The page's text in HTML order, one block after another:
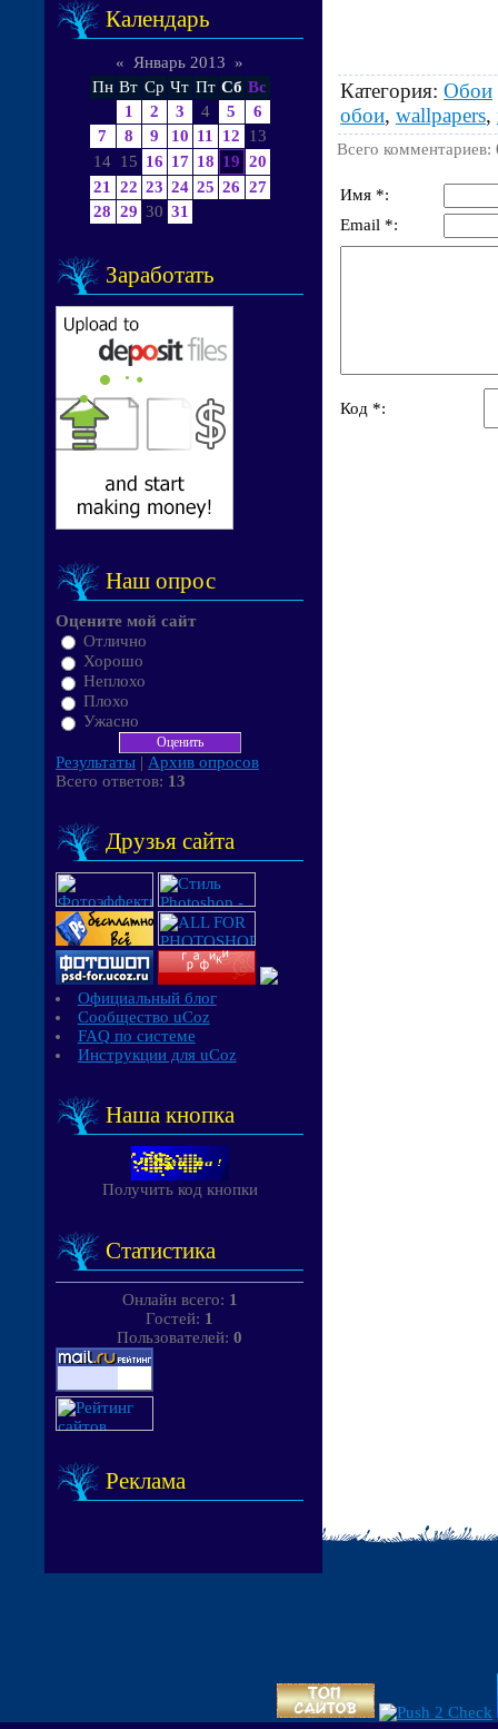
Календарь
« Январь 2013
»
Пн Вт Ср Чт Пт Сб Вс
1
2 3 4 5
6
7
8 9 10 11 12
13
14 15 16 17 18 19 20
21
22 23 24 25 26 27
28 29 30 31
Заработать
Наш опрос
Оцените мой сайт
Отлично
Хорошо
Неплохо
Плохо
Ужасно
Результаты | Архив опросов
Всего ответов: 13
Друзья сайта
Официальный блог
Сообщество uCoz
FAQ по системе
Инструкции для uCoz
Наша кнопка
Получить код кнопки
Статистика
Онлайн всего: 1
Гостей: 1
Пользователей: 0
Реклама
Категория: Обои
обои, wallpapers,
Всего комментариев:
Имя *:
Email *:
Код *: